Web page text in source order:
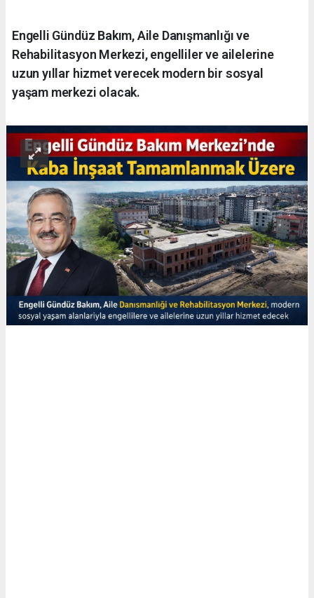
Engelli Gündüz Bakım, Aile Danışmanlığı ve
Rehabilitasyon Merkezi, engelliler ve ailelerine
uzun yıllar hizmet verecek modern bir sosyal
yaşam merkezi olacak.